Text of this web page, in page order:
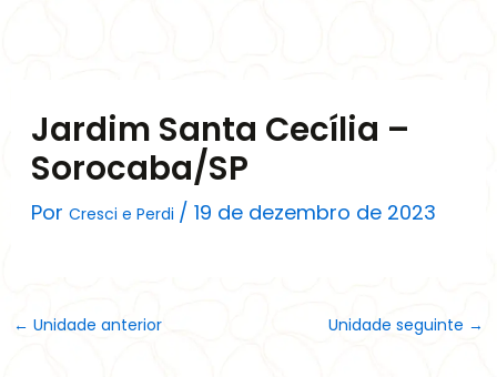
Jardim Santa Cecília –
Sorocaba/SP
Por Cresci e Perdi / 19 de dezembro de 2023
← Unidade anterior Unidade seguinte →